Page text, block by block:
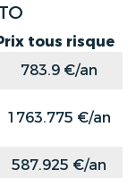
tous risque
783.9 €/an
1763.775 €/an
587.925 €/an